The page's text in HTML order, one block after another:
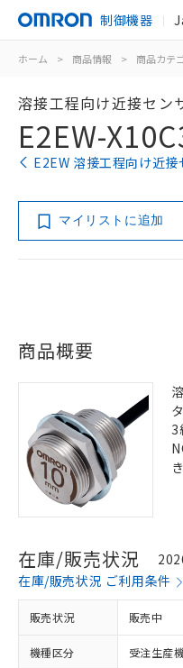
制御機器
ホーム > 商品情報 > 商品カテ
溶接工程向け近接セン
E2EW-
E2EW 溶接工程向け近接
マイリストに追加
商品概要
3
在庫/販売状況
在庫/販売状況 ご利用条件
販売状況 販売中
機種区分 受注生産